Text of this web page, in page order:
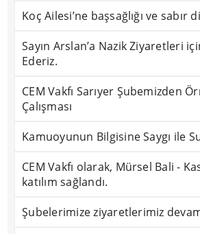
Koç Ailesi’ne başsağlığı ve sabır
Sayın Arslan’a Nazik Ziyaretleri
Ederiz.
CEM Vakfı Sarıyer Şubemizden
Çalışması
Kamuoyunun Bilgisine Saygı ile
CEM Vakfı olarak, Mürsel Bali -
katılım sağlandı.
Şubelerimize ziyaretlerimiz